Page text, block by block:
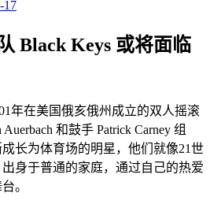
17
Black Keys 或将面临
年在美国俄亥俄州成立的双人摇滚
和鼓手 Patrick Carney 组
长为体育场的明星，他们就像21世
身于普通的家庭，通过自己的热爱
。